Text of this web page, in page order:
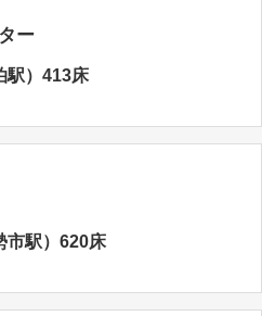
ー
駅）413床
市駅）620床